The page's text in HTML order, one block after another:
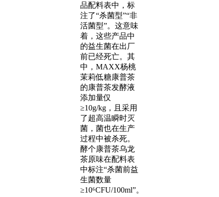
品配料表中，标
注了“杀菌型”“非
活菌型”。这意味
着，这些产品中
的益生菌在出厂
前已经死亡。其
中，MAXX杨桃
茉莉低糖康普茶
的康普茶发酵液
添加量仅
≥10g/kg，且采用
了超高温瞬时灭
菌，菌也在生产
过程中被杀死。
酵个康普茶乌龙
茶原味在配料表
中标注“杀菌前益
生菌数量
≥10⁶CFU/100ml”。